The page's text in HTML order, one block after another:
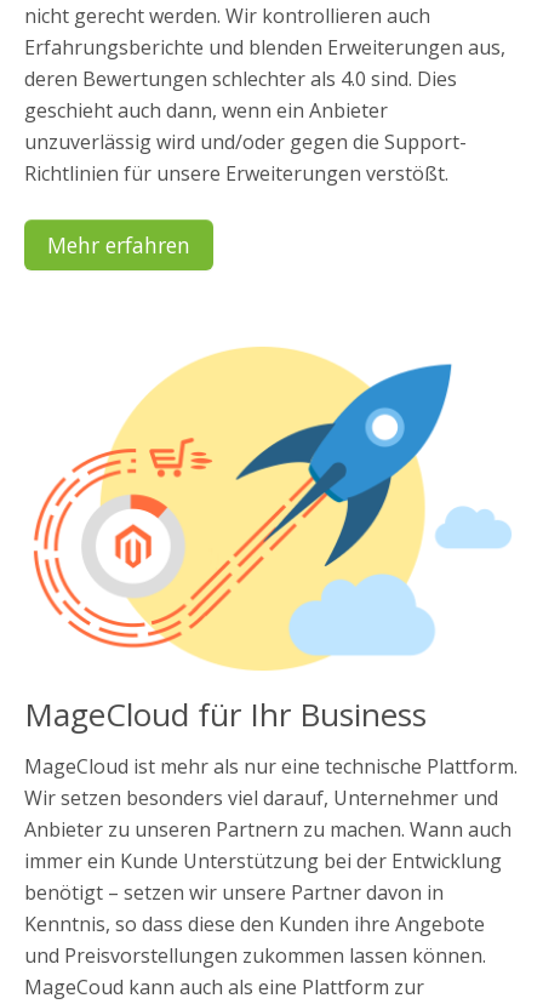
nicht gerecht werden. Wir kontrollieren auch
Erfahrungsberichte und blenden Erweiterungen aus,
deren Bewertungen schlechter als 4.0 sind. Dies
geschieht auch dann, wenn ein Anbieter
unzuverlässig wird und/oder gegen die Support-
Richtlinien für unsere Erweiterungen verstößt.
Mehr erfahren
MageCloud für Ihr Business
MageCloud ist mehr als nur eine technische Plattform.
Wir setzen besonders viel darauf, Unternehmer und
Anbieter zu unseren Partnern zu machen. Wann auch
immer ein Kunde Unterstützung bei der Entwicklung
benötigt – setzen wir unsere Partner davon in
Kenntnis, so dass diese den Kunden ihre Angebote
und Preisvorstellungen zukommen lassen können.
MageCoud kann auch als eine Plattform zur